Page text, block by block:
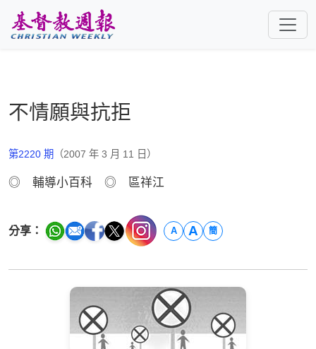
不情願與抗拒
第2220 期 （2007 年 3 月 11 日）
◎ 輔導小百科 ◎ 區祥江
分享： A A 簡